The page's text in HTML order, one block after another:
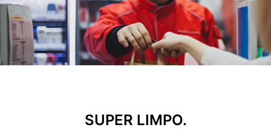
SUPER LIMPO.